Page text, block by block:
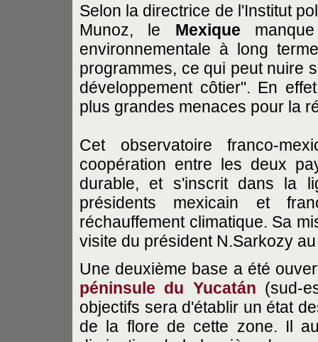
Selon la directrice de l'Institut
Munoz, le Mexique
environnementale à long
programmes, ce qui peut nuire
développement côtier". En
plus grandes menaces pour la
Cet observatoire franco-
coopération entre les deux
durable, et s'inscrit dans la
présidents mexicain et
réchauffement climatique. Sa
visite du président N.Sarkozy
Une deuxième base a été
péninsule du Yucatán (sud-
objectifs sera d'établir un état
de la flore de cette zone. Il